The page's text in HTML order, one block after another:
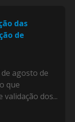
das
de
agosto de
que
dos...